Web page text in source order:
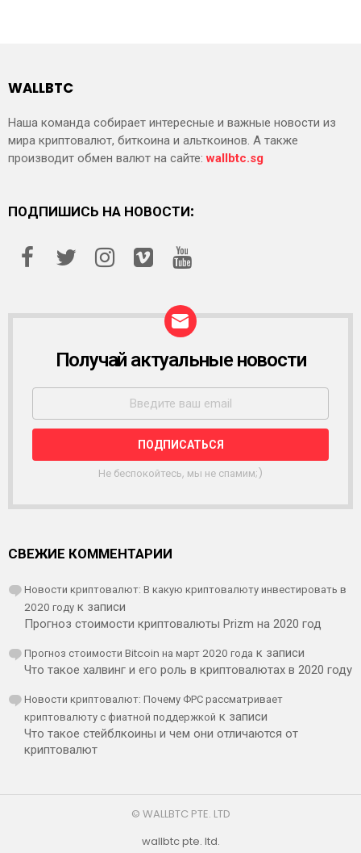
WALLBTC
Наша команда собирает интересные и важные новости из
мира криптовалют, биткоина и альткоинов. А также
производит обмен валют на сайте:wallbtc.sg
ПОДПИШИСЬ НА НОВОСТИ:
С
Ы
К
Получай актуальные новости
Не беспокойтесь, мы не спамим;)
СВЕЖИЕ КОММЕНТАРИИ
Новости криптовалют: В какую криптовалюту инвестировать в
2020 году к записи
Прогноз стоимости криптовалюты Prizm на 2020 год
Прогноз стоимости Bitcoin на март 2020 года к записи
Что такое халвинг и его роль в криптовалютах в 2020 году
Новости криптовалют: Почему ФРС рассматривает
криптовалюту с фиатной поддержкой к записи
Что такое стейблкоины и чем они отличаются от
криптовалют
© WALLBTC PTE. LTD
wallbtc pte. ltd.